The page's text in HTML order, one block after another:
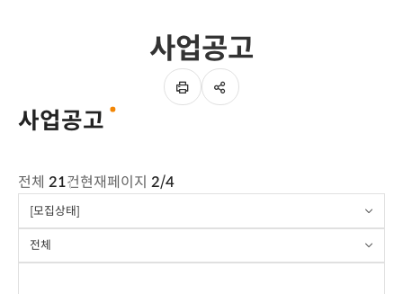
사업공고
이
SNS
사업공고
게시판
요약설명
전체 21건현재페이지 2/4
[모집상태]
전체